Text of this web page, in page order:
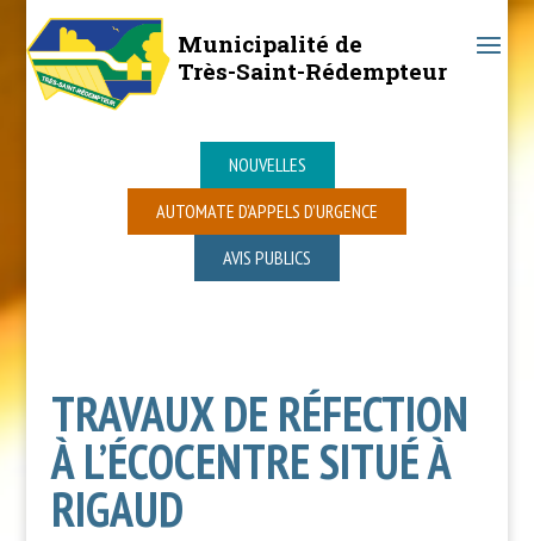
Municipalité de
Très-Saint-Rédempteur
NOUVELLES
AUTOMATE D’APPELS D’URGENCE
AVIS PUBLICS
TRAVAUX DE RÉFECTION
À L’ÉCOCENTRE SITUÉ À
RIGAUD